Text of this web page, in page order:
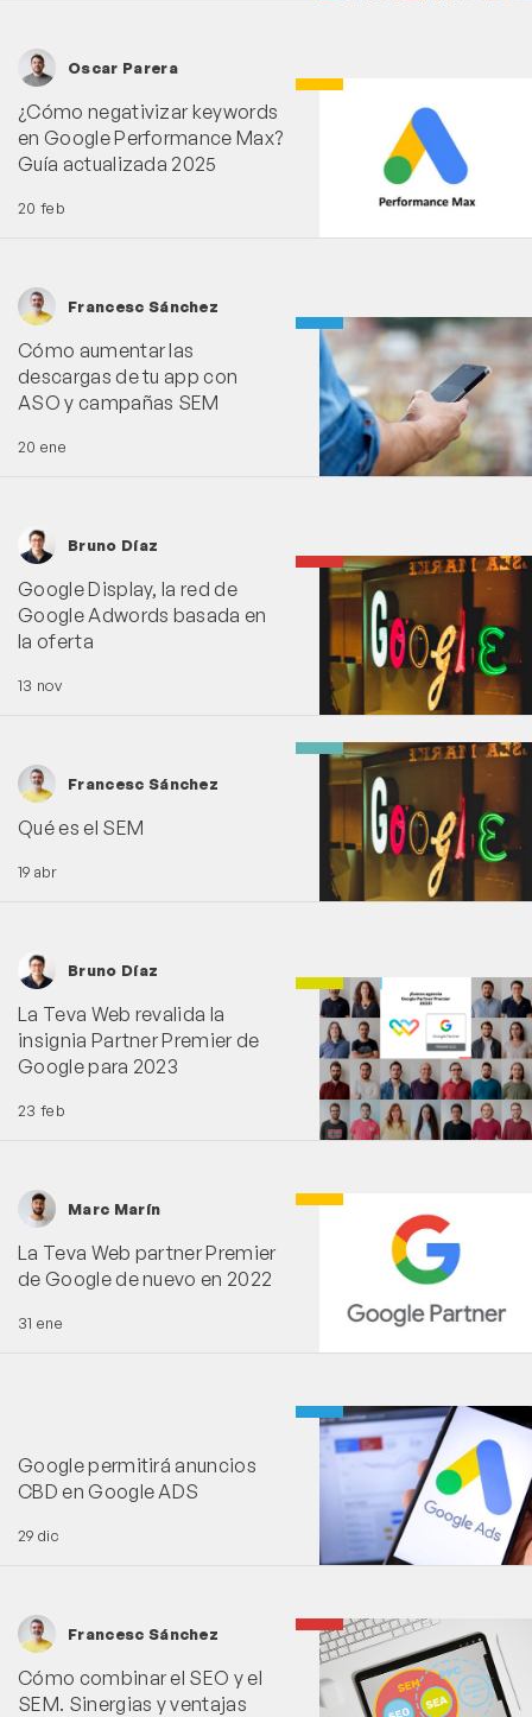
Oscar Parera
¿Cómo negativizar keywords
en Google Performance Max?
Guía actualizada 2025
20 feb
Francesc Sánchez
Cómo aumentar las
descargas de tu app con
ASO y campañas SEM
20 ene
Bruno Díaz
Google Display, la red de
Google Adwords basada en
la oferta
13 nov
Francesc Sánchez
Qué es el SEM
19 abr
Bruno Díaz
La Teva Web revalida la
insignia Partner Premier de
Google para 2023
23 feb
Marc Marín
La Teva Web partner Premier
de Google de nuevo en 2022
31 ene
Google permitirá anuncios
CBD en Google ADS
29 dic
Francesc Sánchez
Cómo combinar el SEO y el
SEM. Sinergias y ventajas